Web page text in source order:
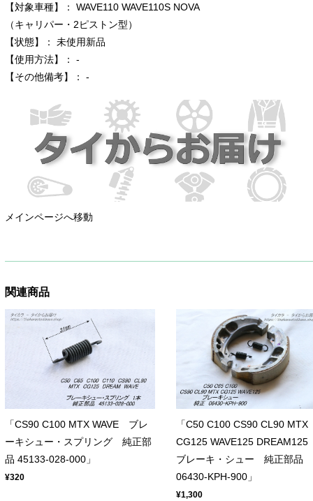
【対象車種】： WAVE110 WAVE110S NOVA
（キャリパー・2ピストン型）
【状態】： 未使用新品
【使用方法】： -
【その他備考】： -
メインページへ移動
関連商品
「CS90 C100 MTX WAVE ブレ
ーキシュー・スプリング 純正部
品 45133-028-000」
¥320
「C50 C100 CS90 CL90 MTX
CG125 WAVE125 DREAM125
ブレーキ・シュー 純正部品
06430-KPH-900」
¥1,300